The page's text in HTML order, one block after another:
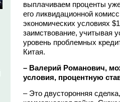
выплачиваем проценты
его ликвидационной
экономических условиях
заимствование, учитывая
уровень проблемных
Китая.
– Валерий Романович,
условия, процентную
– Это двусторонняя